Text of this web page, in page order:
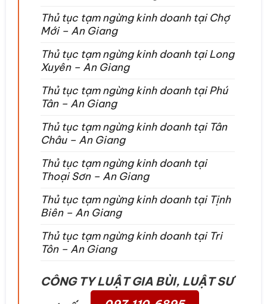
Thủ tục tạm ngừng kinh doanh tại Chợ
Mới – An Giang
Thủ tục tạm ngừng kinh doanh tại Long
Xuyên – An Giang
Thủ tục tạm ngừng kinh doanh tại Phú
Tân – An Giang
Thủ tục tạm ngừng kinh doanh tại Tân
Châu – An Giang
Thủ tục tạm ngừng kinh doanh tại
Thoại Sơn – An Giang
Thủ tục tạm ngừng kinh doanh tại Tịnh
Biên – An Giang
Thủ tục tạm ngừng kinh doanh tại Tri
Tôn – An Giang
CÔNG TY LUẬT GIA BÙI, LUẬT SƯ